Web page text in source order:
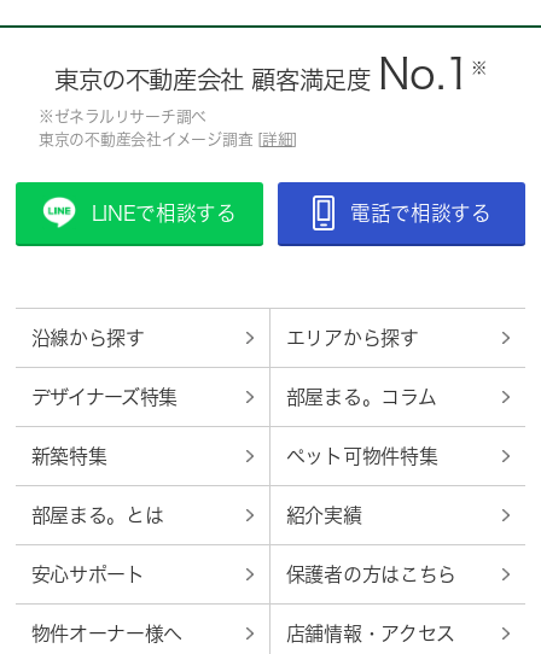
東京の不動産会社 顧客満足度 No.1 ※
※ゼネラルリサーチ調べ
東京の不動産会社イメージ調査 [詳細]
LINEで相談する 電話で相談する
沿線から探す エリアから探す
デザイナーズ特集 部屋まる。コラム
新築特集 ペット可物件特集
部屋まる。とは 紹介実績
安心サポート 保護者の方はこちら
物件オーナー様へ 店舗情報・アクセス